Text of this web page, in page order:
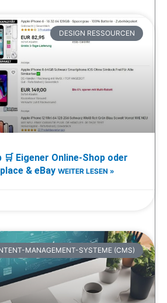
DESIGN RESSOURCEN
🛒 Eigener Online-Shop oder
& eBay WEITER LESEN »
MANAGEMENT-SYSTEME (CMS)